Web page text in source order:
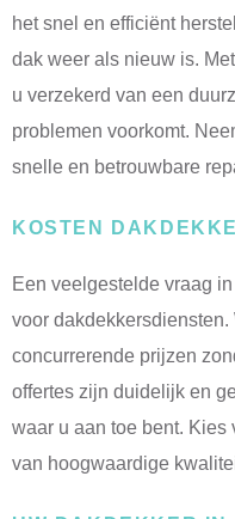
het snel en efficiënt
dak weer als nieuw is.
u verzekerd van een
problemen voorkomt.
snelle en betrouwbare
KOSTEN
Een veelgestelde vraag
voor
concurrerende prijzen
offertes zijn duidelijk en
waar u aan toe bent. Kies
van hoogwaardige